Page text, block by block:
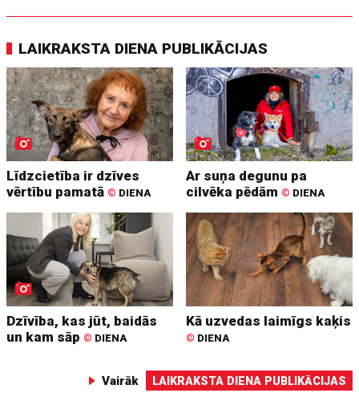
LAIKRAKSTA DIENA PUBLIKĀCIJAS
Līdzcietība ir dzīves
vērtību pamatā © DIENA
Ar suņa degunu pa
cilvēka pēdām © DIENA
Dzīvība, kas jūt, baidās
un kam sāp © DIENA
Kā uzvedas laimīgs kaķis
© DIENA
Vairāk LAIKRAKSTA DIENA PUBLIKĀCIJAS